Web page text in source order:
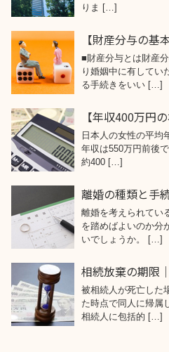
りま […]
【財産分与の基
■財産分与とは財産
り婚姻中に有してい
る手続きをいい […]
【年収400万円
日本人の女性の平均
年収は550万円前後
約400 […]
離婚の種類と手
離婚を考えられてい
を踏めばよいのか分
いでしょうか。 […]
相続放棄の期限
被相続人が死亡した
た時点で同人に帰属
相続人に包括的 […]